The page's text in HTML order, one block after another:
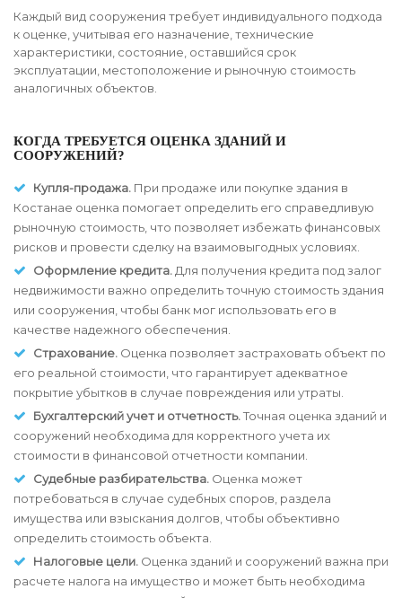
Каждый вид сооружения требует индивидуального подхода
к оценке, учитывая его назначение, технические
характеристики, состояние, оставшийся срок
эксплуатации, местоположение и рыночную стоимость
аналогичных объектов.
КОГДА ТРЕБУЕТСЯ ОЦЕНКА ЗДАНИЙ И
СООРУЖЕНИЙ?
Купля-продажа. При продаже или покупке здания в
Костанае оценка помогает определить его справедливую
рыночную стоимость, что позволяет избежать финансовых
рисков и провести сделку на взаимовыгодных условиях.
Оформление кредита.Для получения кредита под залог
недвижимости важно определить точную стоимость здания
или сооружения, чтобы банк мог использовать его в
качестве надежного обеспечения.
Страхование. Оценка позволяет застраховать объект по
его реальной стоимости, что гарантирует адекватное
покрытие убытков в случае повреждения или утраты.
Бухгалтерский учет и отчетность.Точная оценка зданий и
сооружений необходима для корректного учета их
стоимости в финансовой отчетности компании.
Судебные разбирательства. Оценка может
потребоваться в случае судебных споров, раздела
имущества или взыскания долгов, чтобы объективно
определить стоимость объекта.
Налоговые цели. Оценка зданий и сооружений важна при
расчете налога на имущество и может быть необходима